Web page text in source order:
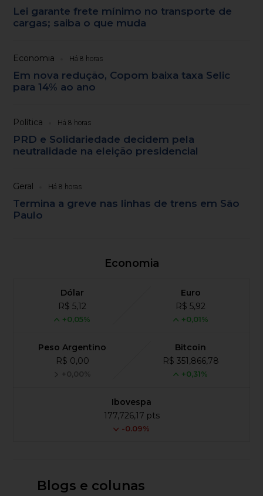
Lei garante frete mínimo no transporte de
cargas; saiba o que muda
Economia Há 8 horas
Em nova redução, Copom baixa taxa Selic
para 14% ao ano
Política Há 8 horas
PRD e Solidariedade decidem pela
neutralidade na eleição presidencial
Geral Há 8 horas
Termina a greve nas linhas de trens em São
Paulo
Economia
Dólar
R$ 5,12
+0,05%
Euro
R$ 5,92
+0,01%
Peso Argentino
R$ 0,00
+0,00%
Bitcoin
R$ 351,866,78
+0,31%
Ibovespa
177,726,17 pts
-0.09%
Blogs e colunas